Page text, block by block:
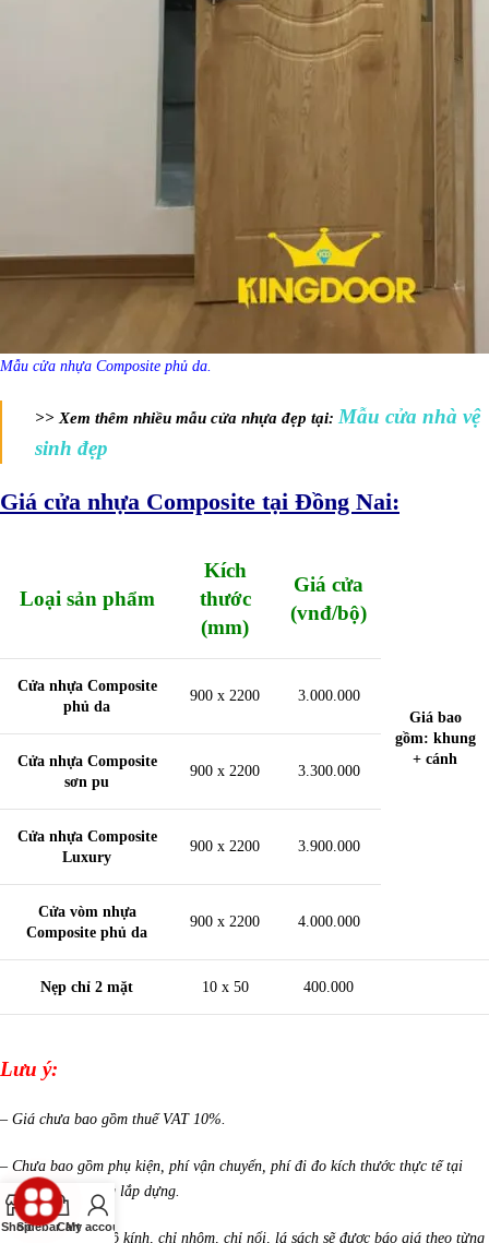
Mẫu cửa nhựa Composite phủ da.
>> Xem thêm nhiều mẫu cửa nhựa đẹp tại: Mẫu cửa nhà vệ
sinh đẹp
Giá cửa nhựa Composite tại Đồng Nai:
Loại sản phẩm
Kích
thước
(mm)
Giá cửa
(vnđ/bộ)
Giá bao
gồm: khung
+ cánh
Cửa nhựa Composite
phủ da
900 x 2200 3.000.000
Cửa nhựa Composite
sơn pu
900 x 2200 3.300.000
Cửa nhựa Composite
Luxury
900 x 2200 3.900.000
Cửa vòm nhựa
Composite phủ da
900 x 2200 4.000.000
Nẹp chỉ 2 mặt 10 x 50 400.000
Lưu ý:
– Giá chưa bao gồm thuế VAT 10%.
– Chưa bao gồm phụ kiện, phí vận chuyển, phí đi đo kích thước thực tế tại
công trình và công lắp dựng.
– Những mẫu có ô kính, chỉ nhôm, chỉ nổi, lá sách sẽ được báo giá theo từng
ShopSidebarCart
My account